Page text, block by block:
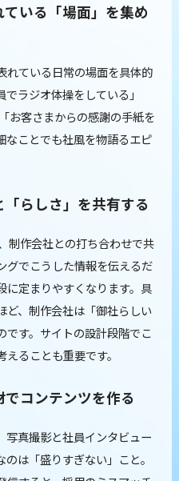
いる「場面」を集め
れている日常の場面を具体的
ラジオ体操をしている」
お客さまからの感謝の手紙を
なことでも社風を物語るエピ
らしさ」を共有する
制作会社との打ち合わせで共
グでこうした情報を伝えるだ
に定まりやすくなります。具
ど、制作会社は「御社らしい
です。サイトの設計段階でこ
ることも重要です。
コンテンツを作る
写真撮影と社員インタビュー
は「盛りすぎない」こと。